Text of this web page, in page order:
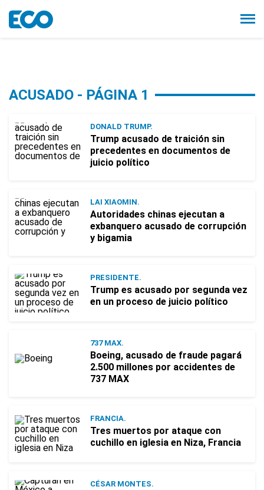
ACUSADO - PÁGINA 1
DONALD TRUMP.
Trump acusado de traición sin
precedentes en documentos de
juicio político
LAI XIAOMIN.
Autoridades chinas ejecutan a
exbanquero acusado de corrupción
y bigamia
PRESIDENTE.
Trump es acusado por segunda vez
en un proceso de juicio político
737 MAX.
Boeing, acusado de fraude pagará
2.500 millones por accidentes de
737 MAX
FRANCIA.
Tres muertos por ataque con
cuchillo en iglesia en Niza, Francia
CÉSAR MONTES.